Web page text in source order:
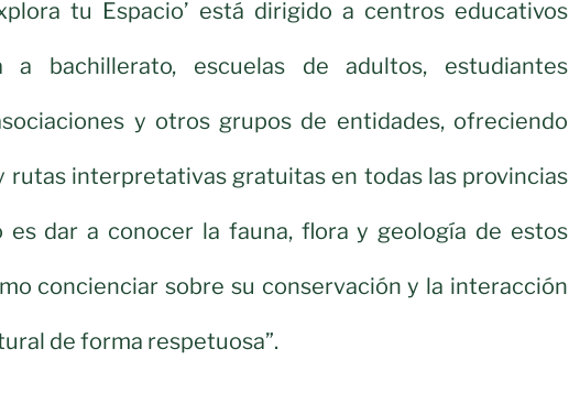
tu Espacio’ está dirigido a centros educativos
a bachillerato, escuelas de adultos, estudiantes
y otros grupos de entidades, ofreciendo
rutas interpretativas gratuitas en todas las provincias
es dar a conocer la fauna, flora y geología de estos
concienciar sobre su conservación y la interacción
de forma respetuosa”.